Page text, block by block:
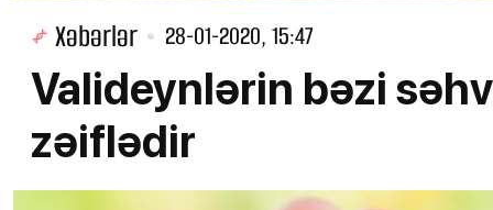
Xəbərlər 28-01-2020, 15:47
Valideynlərin bəzi
zəiflədir